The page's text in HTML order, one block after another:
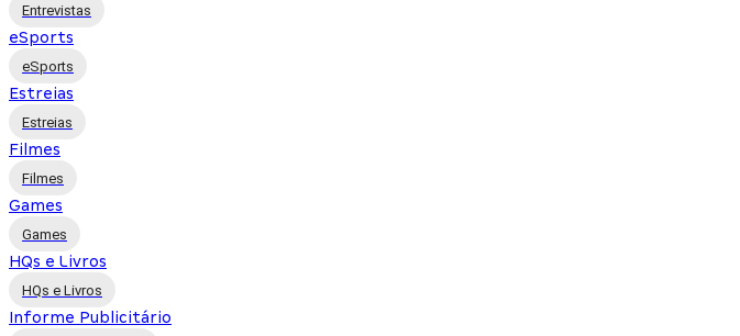
Entrevistas
eSports
eSports
Estreias
Estreias
Filmes
Filmes
Games
Games
HQs e Livros
HQs e Livros
Informe Publicitário